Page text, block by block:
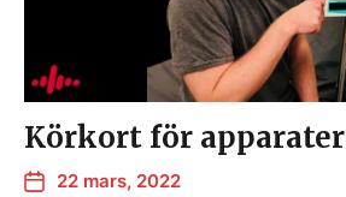
Körkort för apparater
22 mars, 2022